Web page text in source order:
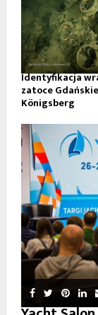
Identyfikacja
zatoce
Königsberg